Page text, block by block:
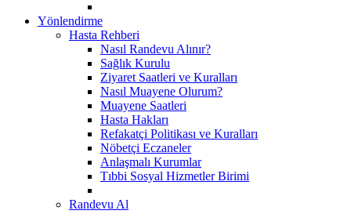
Yönlendirme
Hasta Rehberi
Nasıl Randevu Alınır?
Sağlık Kurulu
Ziyaret Saatleri ve Kuralları
Nasıl Muayene Olurum?
Muayene Saatleri
Hasta Hakları
Refakatçi Politikası ve Kuralları
Nöbetçi Eczaneler
Anlaşmalı Kurumlar
Tıbbi Sosyal Hizmetler Birimi
Randevu Al